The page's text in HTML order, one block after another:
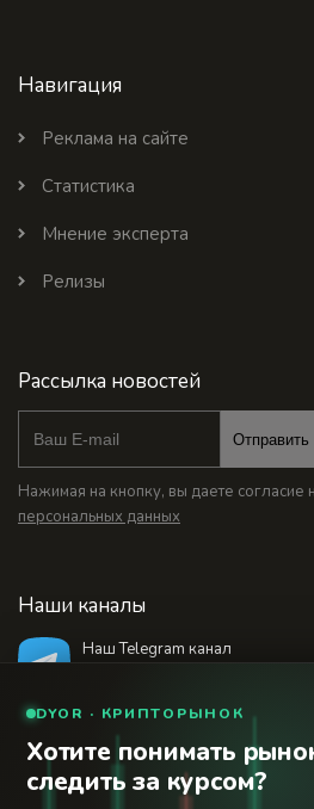
Навигация
Реклама на сайте
Статистика
Мнение эксперта
Релизы
Рассылка новостей
Отправить
Нажимая на кнопку, вы даете согласие
персональных данных
Наши каналы
Наш Telegram канал
18+
© 2026 Финансовый
Сегодня». Используя сайт
DYOR · КРИПТОРЫНОК
Хотите понимать
следить за курсом?